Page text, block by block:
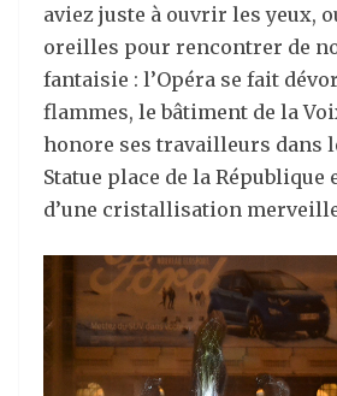
aviez juste à ouvrir les yeux,
oreilles pour rencontrer de
fantaisie : l’Opéra se fait
flammes, le bâtiment de la
honore ses travailleurs dans
Statue place de la République
d’une cristallisation